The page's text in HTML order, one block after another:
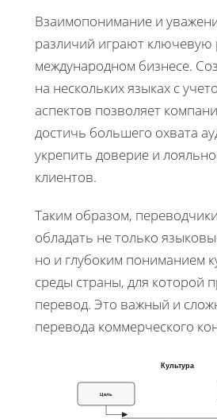
Взаимопонимание и
различий играют ключевую
международном бизнесе.
на нескольких языках с
аспектов позволяет
достичь большего охвата
укрепить доверие и
клиентов.
Таким образом,
обладать не только
но и глубоким пониманием
среды страны, для которой
перевод. Это важный и
перевода коммерческого
Культура
Цель